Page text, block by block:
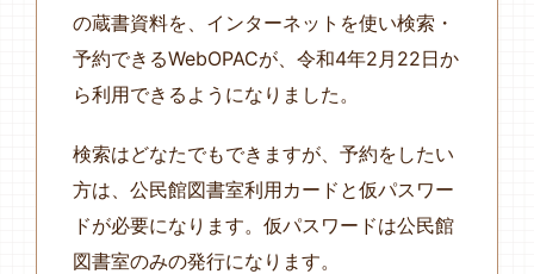
の蔵書資料を、インターネットを使い検索・
予約できるWebOPACが、令和4年2月22日か
ら利用できるようになりました。
検索はどなたでもできますが、予約をしたい
方は、公民館図書室利用カードと仮パスワー
ドが必要になります。仮パスワードは公民館
図書室のみの発行になります。